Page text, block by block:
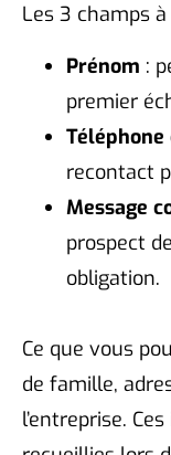
Les 3 champs
Prénom :
premier
recontact
Message
prospect
obligation.
Ce que vous
de famille,
l’entreprise.